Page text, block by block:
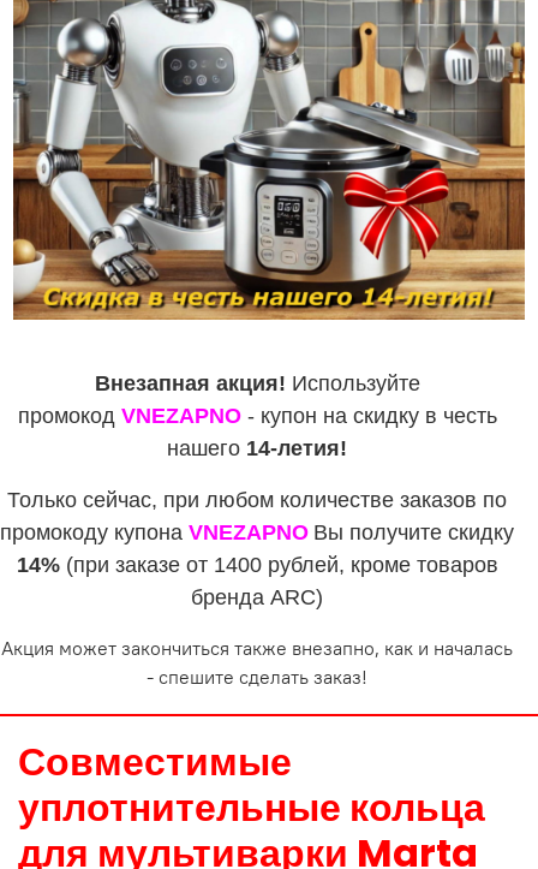
Внезапная акция! Используйте
промокод VNEZAPNO- купон на скидку в честь
нашего 14-летия!
Только сейчас, при любом количестве заказов по
промокоду купона VNEZAPNO Вы получите скидку
14%(при заказе от 1400 рублей, кроме товаров
бренда ARC)
Акция может закончиться также внезапно, как и началась
- спешите сделать заказ!
Совместимые
уплотнительные кольца
для мультиварки Marta